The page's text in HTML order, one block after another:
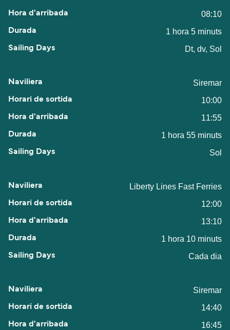
08:10
1 hora 5 minuts
Dt, dv, Sol
Siremar
10:00
11:55
1 hora 55 minuts
Sol
Liberty Lines Fast Ferries
12:00
13:10
1 hora 10 minuts
Cada dia
Siremar
14:40
16:45